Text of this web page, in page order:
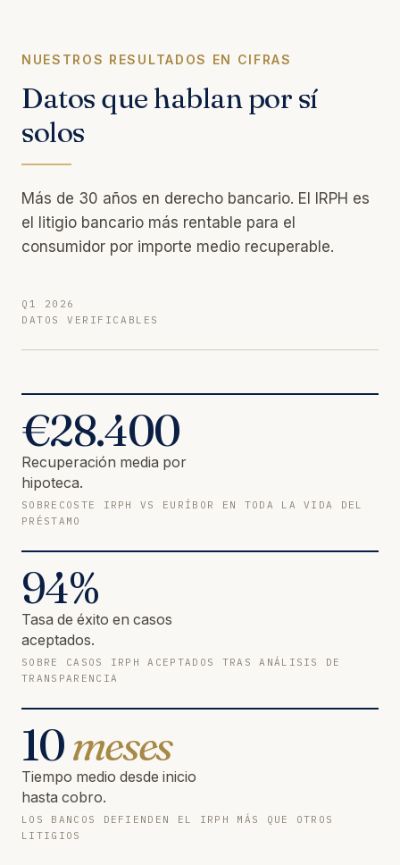
NUESTROS RESULTADOS EN CIFRAS
Datos que hablan por sí
solos
Más de 30 años en derecho bancario. El IRPH es
el litigio bancario más rentable para el
consumidor por importe medio recuperable.
Q1 2026
DATOS VERIFICABLES
€28.400
Recuperación media por
hipoteca.
SOBRECOSTE IRPH VS EURÍBOR EN TODA LA VIDA DEL
PRÉSTAMO
94%
Tasa de éxito en casos
aceptados.
SOBRE CASOS IRPH ACEPTADOS TRAS ANÁLISIS DE
TRANSPARENCIA
10meses
Tiempo medio desde inicio
hasta cobro.
LOS BANCOS DEFIENDEN EL IRPH MÁS QUE OTROS
LITIGIOS